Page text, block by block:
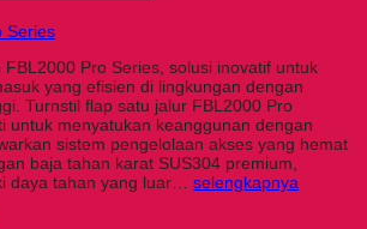
Series
FBL2000 Pro Series, solusi inovatif untuk
yang efisien di lingkungan dengan
Turnstil flap satu jalur FBL2000 Pro
untuk menyatukan keanggunan dengan
sistem pengelolaan akses yang hemat
baja tahan karat SUS304 premium,
daya tahan yang luar… selengkapnya